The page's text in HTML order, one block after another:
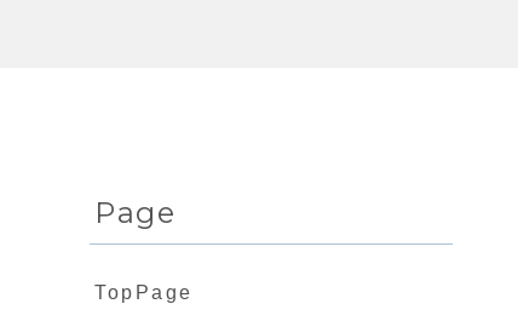
Page
TopPage